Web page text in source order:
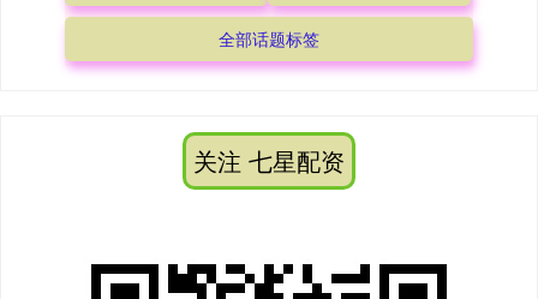
全部话题标签
关注 七星配资